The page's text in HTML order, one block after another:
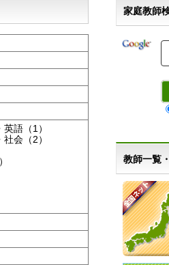
語（1）
会（2）
家庭教師
教師一覧